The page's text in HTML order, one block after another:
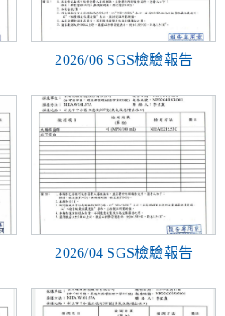
2026/06 SGS檢驗報告
2026/04 SGS檢驗報告